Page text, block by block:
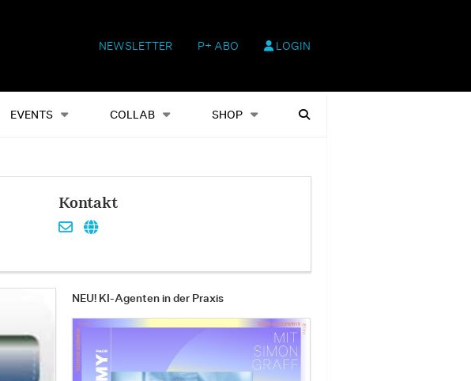
NEWSLETTER P+ ABO LOGIN
EVENTS COLLAB SHOP
Alles Events Shop Heftausgaben Suchen
Kontakt
NEU! KI-Agenten in der Praxis